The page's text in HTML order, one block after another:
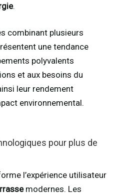
.
combinant plusieurs
une tendance
polyvalents
et aux besoins du
leur rendement
environnemental.
pour plus de
l’expérience utilisateur
modernes. Les